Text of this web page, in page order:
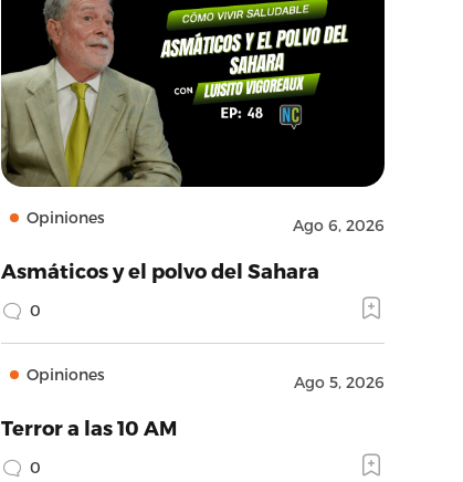
Opiniones Ago 6, 2026
Asmáticos y el polvo del Sahara
0
Opiniones Ago 5, 2026
Terror a las 10 AM
0